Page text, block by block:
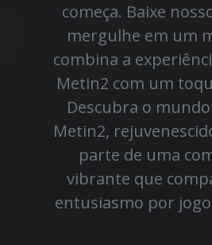
começa. Baixe
mergulhe em um
combina a
Metin2 com um
Descubra o
Metin2,
parte de uma
vibrante que
entusiasmo por